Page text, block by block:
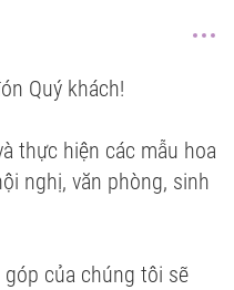
Quý khách!
thực hiện các mẫu hoa
nghị, văn phòng, sinh
của chúng tôi sẽ